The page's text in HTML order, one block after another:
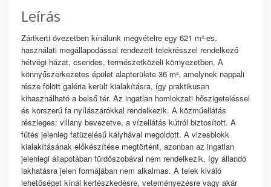
Leírás
Zártkerti övezetben kínálunk megvételre egy 621 m²-es,
használati megállapodással rendezett telekrésszel rendelkező
hétvégi házat, csendes, természetközeli környezetben. A
könnyűszerkezetes épület alapterülete 36 m², amelynek nappali
része fölött galéria került kialakításra, így praktikusan
kihasználható a belső tér. Az ingatlan homlokzati hőszigeteléssel
és korszerű fa nyílászárókkal rendelkezik. A közműellátás
részleges: villany bevezetve, a vízellátás kútról biztosított. A
fűtés jelenleg fatüzelésű kályhával megoldott. A vizesblokk
kialakításának előkészítése megtörtént, azonban az ingatlan
jelenlegi állapotában fürdőszobával nem rendelkezik, így állandó
lakhatásra jelen formájában nem alkalmas. A telek kiváló
lehetőséget kínál kertészkedésre, veteményezésre vagy akár